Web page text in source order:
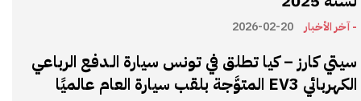
- آخر الأخبار 2026-02-20
سيتي كارز – كيا تطلق في تونس سيارة الـدفع الرباعي
الكهربائي EV3 المتوَّجة بلقب سيارة العام عالميًا